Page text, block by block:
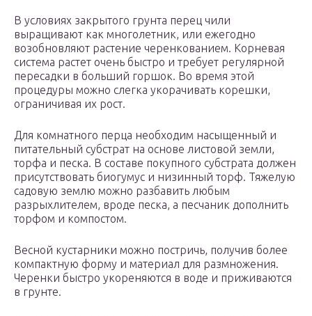
В условиях закрытого грунта перец чили
выращивают как многолетник, или ежегодно
возобновляют растение черенкованием. Корневая
система растет очень быстро и требует регулярной
пересадки в больший горшок. Во время этой
процедуры можно слегка укорачивать корешки,
ограничивая их рост.
Для комнатного перца необходим насыщенный и
питательный субстрат на основе листовой земли,
торфа и песка. В составе покупного субстрата должен
присутствовать биогумус и низинный торф. Тяжелую
садовую землю можно разбавить любым
разрыхлителем, вроде песка, а песчаник дополнить
торфом и компостом.
Весной кустарники можно постричь, получив более
компактную форму и материал для размножения.
Черенки быстро укореняются в воде и приживаются
в грунте.